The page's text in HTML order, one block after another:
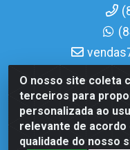
O nosso site coleta
terceiros para
personalizada ao
relevante de
qualidade do nosso
Casa Norte LTDA -
Dix-Sept Rosado,